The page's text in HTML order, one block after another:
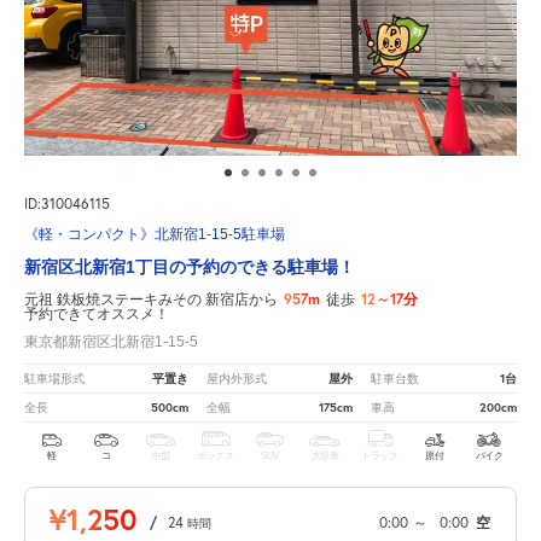
ID:310046115
《軽・コンパクト》北新宿1-15-5駐車場
新宿区北新宿1丁目の予約のできる駐車場！
元祖 鉄板焼ステーキみその 新宿店から 957m 徒歩 12～17分
予約できてオススメ！
東京都新宿区北新宿1-15-5
駐車場形式 平置き 屋内外形式 屋外 駐車台数 1台
全長 500cm 全幅 175cm 車高 200cm
軽 コ 中型 ボックス SUV 大型車 トラック 原付 バイク
¥1,250 / 24 時間 0:00 ～ 0:00 空